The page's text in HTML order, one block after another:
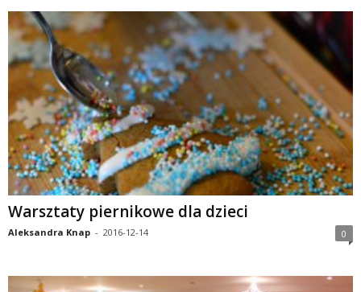
Warsztaty piernikowe dla dzieci
Aleksandra Knap - 2016-12-14 0